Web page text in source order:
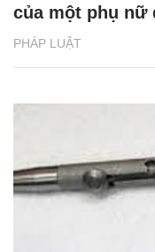
PHÁP LUẬT
của một phụ nữ